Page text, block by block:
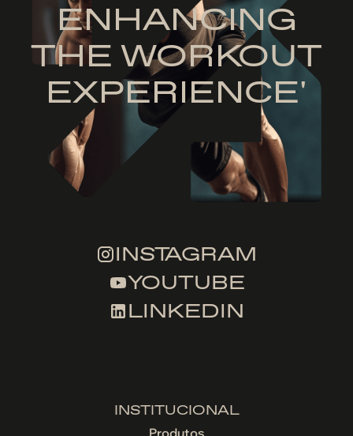
INSTAGRAM
YOUTUBE
LINKEDIN
ENHANCING
THE WORKOUT
EXPERIENCE'
INSTITUCIONAL